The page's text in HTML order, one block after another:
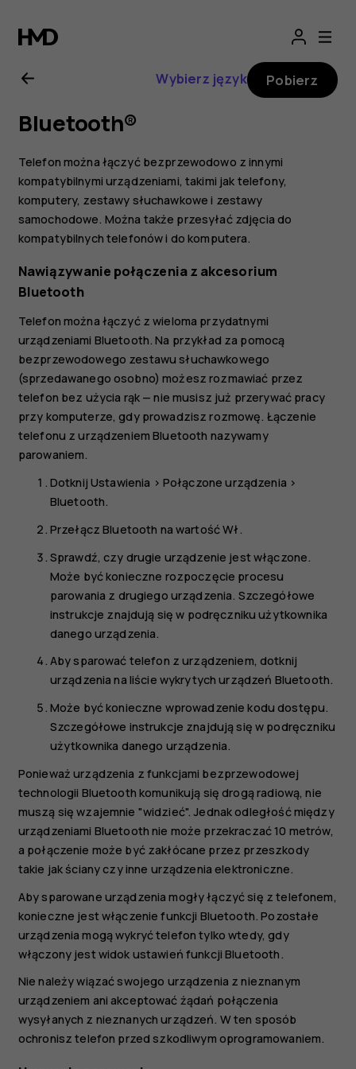
Nokia
2.1
—
instrukcja
obsługi
Wybierz język Pobierz
Bluetooth®
Telefon można łączyć bezprzewodowo z innymi
kompatybilnymi urządzeniami, takimi jak telefony,
komputery, zestawy słuchawkowe i zestawy
samochodowe. Można także przesyłać zdjęcia do
kompatybilnych telefonów i do komputera.
Nawiązywanie połączenia z akcesorium
Bluetooth
Telefon można łączyć z wieloma przydatnymi
urządzeniami Bluetooth. Na przykład za pomocą
bezprzewodowego zestawu słuchawkowego
(sprzedawanego osobno) możesz rozmawiać przez
telefon bez użycia rąk — nie musisz już przerywać pracy
przy komputerze, gdy prowadzisz rozmowę. Łączenie
telefonu z urządzeniem Bluetooth nazywamy
parowaniem.
DotknijUstawienia > Połączone urządzenia >
Bluetooth.
PrzełączBluetooth na wartośćWł.
Sprawdź, czy drugie urządzenie jest włączone.
Może być konieczne rozpoczęcie procesu
parowania z drugiego urządzenia. Szczegółowe
instrukcje znajdują się w podręczniku użytkownika
danego urządzenia.
Aby sparować telefon z urządzeniem, dotknij
urządzenia na liście wykrytych urządzeń Bluetooth.
Może być konieczne wprowadzenie kodu dostępu.
Szczegółowe instrukcje znajdują się w podręczniku
użytkownika danego urządzenia.
Ponieważ urządzenia z funkcjami bezprzewodowej
technologii Bluetooth komunikują się drogą radiową, nie
muszą się wzajemnie "widzieć". Jednak odległość między
urządzeniami Bluetooth nie może przekraczać 10 metrów,
a połączenie może być zakłócane przez przeszkody
takie jak ściany czy inne urządzenia elektroniczne.
Aby sparowane urządzenia mogły łączyć się z telefonem,
konieczne jest włączenie funkcji Bluetooth. Pozostałe
urządzenia mogą wykryć telefon tylko wtedy, gdy
włączony jest widok ustawień funkcji Bluetooth.
Nie należy wiązać swojego urządzenia z nieznanym
urządzeniem ani akceptować żądań połączenia
wysyłanych z nieznanych urządzeń. W ten sposób
ochronisz telefon przed szkodliwym oprogramowaniem.